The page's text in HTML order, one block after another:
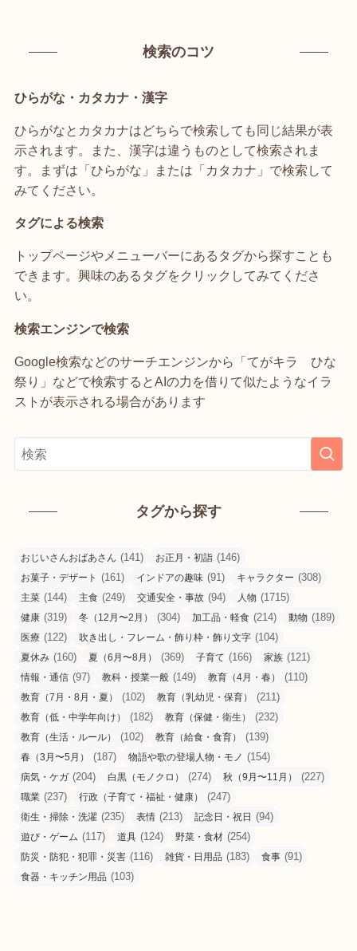
検索のコツ
ひらがな・カタカナ・漢字
ひらがなとカタカナはどちらで検索しても同じ結果が表
示されます。また、漢字は違うものとして検索されま
す。まずは「ひらがな」または「カタカナ」で検索して
みてください。
タグによる検索
トップページやメニューバーにあるタグから探すことも
できます。興味のあるタグをクリックしてみてくださ
い。
検索エンジンで検索
Google検索などのサーチエンジンから「てがキラ ひな
祭り」などで検索するとAIの力を借りて似たようなイラ
ストが表示される場合があります
タグから探す
おじいさんおばあさん (141) お正月・初詣 (146)
お菓子・デザート (161) インドアの趣味 (91) キャラクター (308)
主菜 (144) 主食 (249) 交通安全・事故 (94) 人物 (1715)
健康 (319) 冬（12月〜2月） (304) 加工品・軽食 (214) 動物 (189)
医療 (122) 吹き出し・フレーム・飾り枠・飾り文字 (104)
夏休み (160) 夏（6月〜8月） (369) 子育て (166) 家族 (121)
情報・通信 (97) 教科・授業一般 (149) 教育（4月・春） (110)
教育（7月・8月・夏） (102) 教育（乳幼児・保育） (211)
教育（低・中学年向け） (182) 教育（保健・衛生） (232)
教育（生活・ルール） (102) 教育（給食・食育） (139)
春（3月〜5月） (187) 物語や歌の登場人物・モノ (154)
病気・ケガ (204) 白黒（モノクロ） (274) 秋（9月〜11月） (227)
職業 (237) 行政（子育て・福祉・健康） (247)
衛生・掃除・洗濯 (235) 表情 (213) 記念日・祝日 (94)
遊び・ゲーム (117) 道具 (124) 野菜・食材 (254)
防災・防犯・犯罪・災害 (116) 雑貨・日用品 (183) 食事 (91)
食器・キッチン用品 (103)